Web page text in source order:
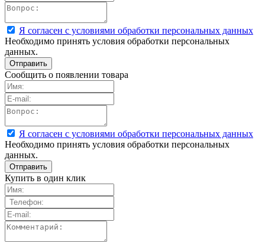
Я согласен с условиями обработки персональных данных
Необходимо принять условия обработки персональных
данных.
Сообщить о появлении товара
Я согласен с условиями обработки персональных данных
Необходимо принять условия обработки персональных
данных.
Купить в один клик